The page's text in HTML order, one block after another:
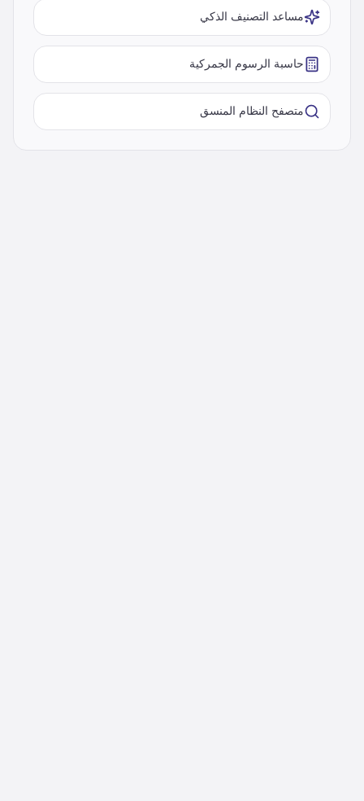
مساعد التصنيف الذكي
حاسبة الرسوم الجمركية
متصفح النظام المنسق